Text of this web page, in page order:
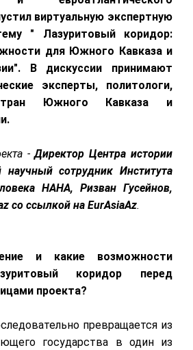
виртуальную экспертную
" Лазуритовый коридор:
для Южного Кавказа и
В дискуссии принимают
эксперты, политологи,
Южного Кавказа и
-Директор Центра истории
научный сотрудник Института
НАНА, Ризван Гусейнов,
со ссылкой на EurAsiaAz.
и какие возможности
коридор перед
проекта?
превращается из
государства в один из